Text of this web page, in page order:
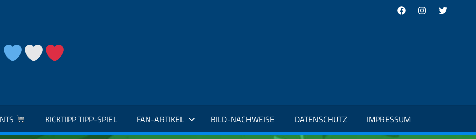
FacebookInstagram
Twitter
KICKTIPP TIPP-SPIEL FAN-ARTIKEL BILD-NACHWEISE DATENSCHUTZ IMPRESSUM